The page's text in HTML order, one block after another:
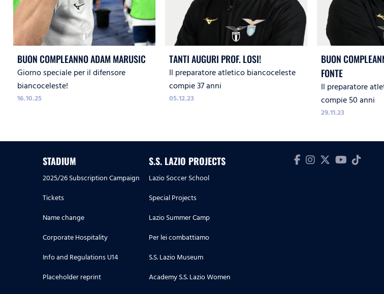
BUON COMPLEANNO ADAM MARUSIC
Giorno speciale per il difensore
biancoceleste!
16.10.25
TANTI AUGURI PROF. LOSI!
Il preparatore atletico biancoceleste
compie 37 anni
05.12.23
BUON
FONTE
Il preparatore
compie 50 anni
29.11.23
STADIUM
2025/26 Subscription Campaign
Tickets
Name change
Corporate Hospitality
Info and Regulations U14
Placeholder reprint
S.S. LAZIO PROJECTS
Lazio Soccer School
Special Projects
Lazio Summer Camp
Per lei combattiamo
S.S. Lazio Museum
Academy S.S. Lazio Women